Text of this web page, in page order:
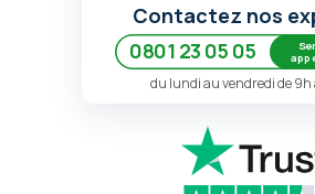
Contactez nos
0801 23 05 05
du lundi au vendredi de 9h